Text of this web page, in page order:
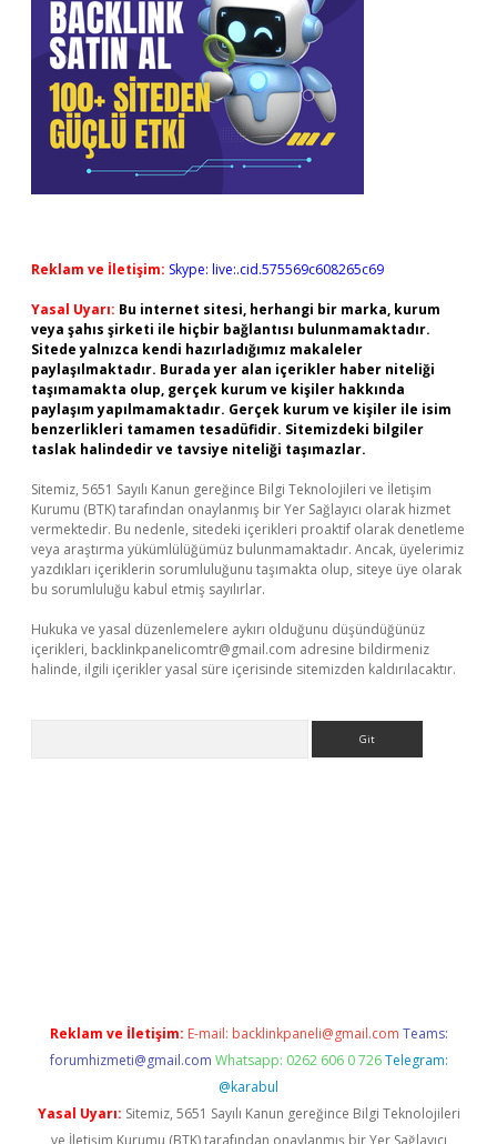
Reklam ve İletişim: Skype: live:.cid.575569c608265c69
Yasal Uyarı: Bu internet sitesi, herhangi bir marka, kurum
veya şahıs şirketi ile hiçbir bağlantısı bulunmamaktadır.
Sitede yalnızca kendi hazırladığımız makaleler
paylaşılmaktadır. Burada yer alan içerikler haber niteliği
taşımamakta olup, gerçek kurum ve kişiler hakkında
paylaşım yapılmamaktadır. Gerçek kurum ve kişiler ile isim
benzerlikleri tamamen tesadüfidir. Sitemizdeki bilgiler
taslak halindedir ve tavsiye niteliği taşımazlar.
Sitemiz, 5651 Sayılı Kanun gereğince Bilgi Teknolojileri ve İletişim
Kurumu (BTK) tarafından onaylanmış bir Yer Sağlayıcı olarak hizmet
vermektedir. Bu nedenle, sitedeki içerikleri proaktif olarak denetleme
veya araştırma yükümlülüğümüz bulunmamaktadır. Ancak, üyelerimiz
yazdıkları içeriklerin sorumluluğunu taşımakta olup, siteye üye olarak
bu sorumluluğu kabul etmiş sayılırlar.
Hukuka ve yasal düzenlemelere aykırı olduğunu düşündüğünüz
içerikleri, backlinkpanelicomtr@gmail.com adresine bildirmeniz
halinde, ilgili içerikler yasal süre içerisinde sitemizden kaldırılacaktır.
Reklam ve İletişim: E-mail: backlinkpaneli@gmail.com Teams:
forumhizmeti@gmail.com Whatsapp: 0262 606 0 726 Telegram:
@karabul
Yasal Uyarı: Sitemiz, 5651 Sayılı Kanun gereğince Bilgi Teknolojileri
ve İletişim Kurumu (BTK) tarafından onaylanmış bir Yer Sağlayıcı